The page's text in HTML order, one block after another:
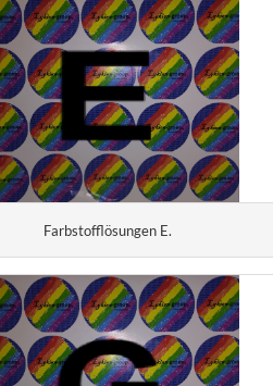
Farbstofflösungen E.